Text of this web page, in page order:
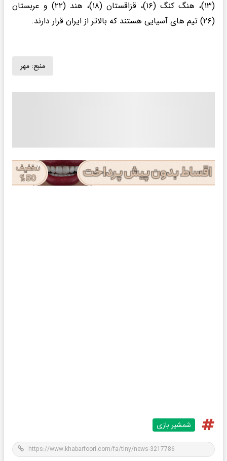
(۱۳)، هنگ کنگ (۱۶)، قزاقستان (۱۸)، هند (۲۲) و عربستان
(۲۶) تیم های آسیایی هستند که بالاتر از ایران قرار دارند.
منبع: مهر
شمشیر بازی